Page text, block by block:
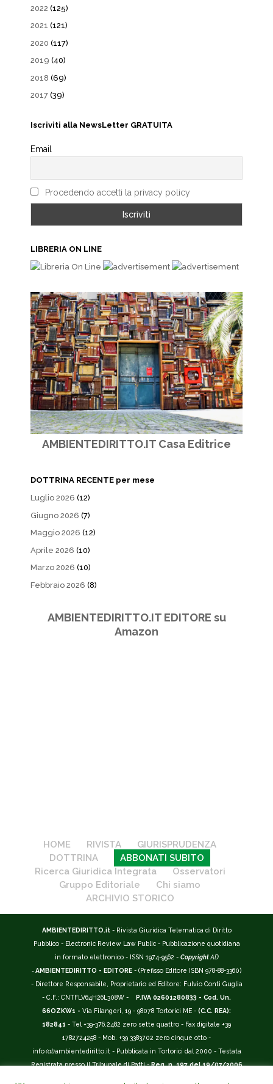
2022 (125)
2021 (121)
2020 (117)
2019 (40)
2018 (69)
2017 (39)
Iscriviti alla NewsLetter GRATUITA
Email
Procedendo accetti la privacy policy
LIBRERIA ON LINE
AMBIENTEDIRITTO.IT Casa Editrice
DOTTRINA RECENTE per mese
Luglio 2026 (12)
Giugno 2026 (7)
Maggio 2026 (12)
Aprile 2026 (10)
Marzo 2026 (10)
Febbraio 2026 (8)
AMBIENTEDIRITTO.IT EDITORE su
Amazon
HOME RIVISTA
GIURISPRUDENZA
DOTTRINA
ABBONATI SUBITO
Ricerca Giuridica Integrata
Osservatori
Gruppo Editoriale
Chi siamo
ARCHIVIO STORICO
AMBIENTEDIRITTO.it - Rivista Giuridica Telematica di Diritto
Pubblico - Electronic Review Law Public - Pubblicazione quotidiana
in formato elettronico - ISSN 1974-9562 - Copyright AD
-AMBIENTEDIRITTO - EDITORE - (Prefisso Editore ISBN 978-88-3360)
- Direttore Responsabile, Proprietario ed Editore: Fulvio Conti Guglia
- C.F.: CNTFLV64H26L308W -
P.IVA 02601280833 - Cod. Un.
66OZKW1 - Via Filangeri, 19 - 98078 Tortorici ME - (C.C. REA):
182841 - Tel +39-376.2482 zero sette quattro - Fax digitale +39
1782724258 - Mob. +39 3383702 zero cinque otto -
info(at)ambientediritto.it - Pubblicata in Tortorici dal 2000 - Testata
Registrata presso il Tribunale di Patti -Reg. n. 197 del 19/07/2006